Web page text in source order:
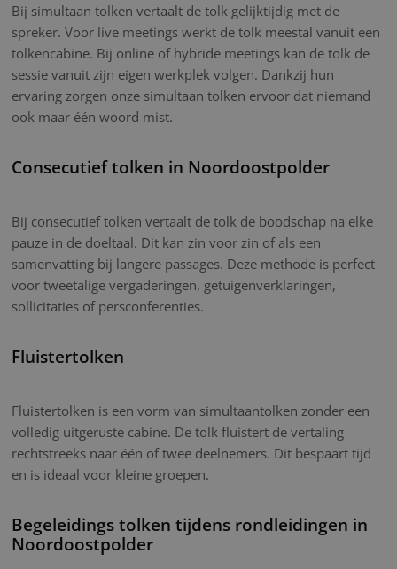
Bij simultaan tolken vertaalt de tolk gelijktijdig met de
spreker. Voor live meetings werkt de tolk meestal vanuit een
tolkencabine. Bij online of hybride meetings kan de tolk de
sessie vanuit zijn eigen werkplek volgen. Dankzij hun
ervaring zorgen onze simultaan tolken ervoor dat niemand
ook maar één woord mist.
Consecutief tolken in Noordoostpolder
Bij consecutief tolken vertaalt de tolk de boodschap na elke
pauze in de doeltaal. Dit kan zin voor zin of als een
samenvatting bij langere passages. Deze methode is perfect
voor tweetalige vergaderingen, getuigenverklaringen,
sollicitaties of persconferenties.
Fluistertolken
Fluistertolken is een vorm van simultaantolken zonder een
volledig uitgeruste cabine. De tolk fluistert de vertaling
rechtstreeks naar één of twee deelnemers. Dit bespaart tijd
en is ideaal voor kleine groepen.
Begeleidings tolken tijdens rondleidingen in
Noordoostpolder